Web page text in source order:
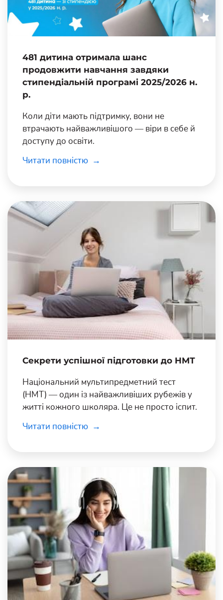
481 дитина отримала шанс
продовжити навчання завдяки
стипендіальній програмі 2025/2026 н.
р.
Коли діти мають підтримку, вони не
втрачають найважливішого — віри в себе й
доступу до освіти.
Читати повністю
Секрети успішної підготовки до НМТ
Національний мультипредметний тест
(НМТ) — один із найважливіших рубежів у
житті кожного школяра. Це не просто іспит.
Читати повністю